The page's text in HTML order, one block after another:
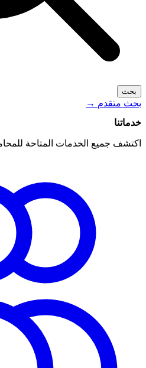
بحث
بحث متقدم →
خدماتنا
اكتشف جميع الخدمات المتاحة